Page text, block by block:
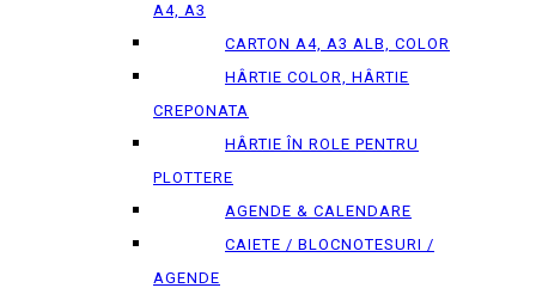
A4, A3
CARTON A4, A3 ALB, COLOR
HÂRTIE COLOR, HÂRTIE
CREPONATA
HÂRTIE ÎN ROLE PENTRU
PLOTTERE
AGENDE & CALENDARE
CAIETE / BLOCNOTESURI /
AGENDE